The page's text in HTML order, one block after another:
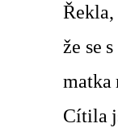
že se
matka
Cítila